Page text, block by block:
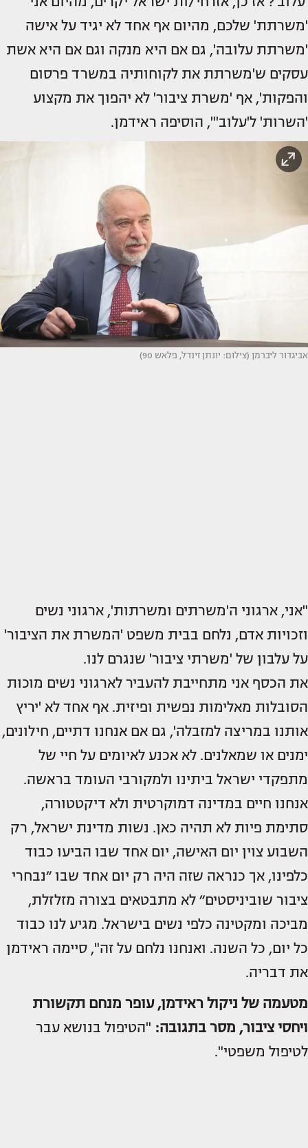
'משרתת' שלכם, מהיום אף אחד לא יגיד על אישה
'משרתת עלובה', גם אם היא מנקה וגם אם היא אשת
עסקים ש'משרתת את לקוחותיה במשרד פרסום
והפקות', אף 'משרת ציבור' לא יהפוך את מקצוע
'השרות' ל'עלוב'", הוסיפה ראידמן.
אביגדור ליברמן (צילום: יונתן זינדל, פלאש 90)
"אני, ארגוני ה'משרתים ומשרתות', ארגוני נשים
וזכויות אדם, נלחם בבית משפט 'המשרת את הציבור'
על עלבון של 'משרתי ציבור' שנגרם לנו.
את הכסף אני מתחייבת להעביר לארגוני נשים מוכות
הסובלות מאלימות נפשית ופיזית. אף אחד לא 'יריץ
אותנו במריצה למזבלה', גם אם אנחנו דתיים, חילונים,
ימנים או שמאלנים. לא אכנע לאיומים על חיי של
מתפקדי ישראל ביתינו ולמקורבי העומד בראשה.
אנחנו חיים במדינה דמוקרטית ולא דיקטטורה,
סתימת פיות לא תהיה כאן. נשות מדינת ישראל, רק
השבוע צוין יום האישה, יום אחד שבו הביעו כבוד
כלפינו, אך כנראה שזה היה רק יום אחד שבו ״נבחרי
ציבור שוביניסטים״ לא מתבטאים בצורה מזלזלת,
מביכה ומקטינה כלפי נשים בישראל. מגיע לנו כבוד
כל יום, כל השנה. ואנחנו נלחם על זה", סיימה ראידמן
את דבריה.
מטעמה של ניקול ראידמן, עופר מנחם תקשורת
ויחסי ציבור, מסר בתגובה: "הטיפול בנושא עבר
לטיפול משפטי".